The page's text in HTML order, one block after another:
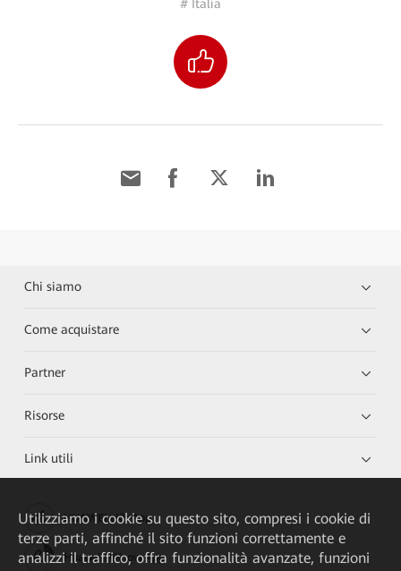
# Italia
Chi siamo
Come acquistare
Partner
Risorse
Link utili
HUAWEI eKit App
Huawei HiKnow App
Utilizziamo i cookie su questo sito, compresi i cookie di
terze parti, affinché il sito funzioni correttamente e
analizzi il traffico, offra funzionalità avanzate, funzioni